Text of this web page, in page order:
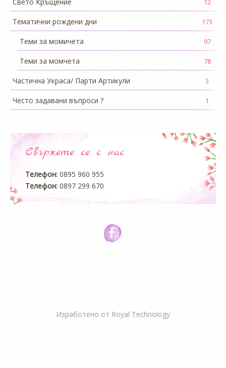
12
Тематични рождени дни 173
Теми за момичета 97
Теми за момчета 78
Частична Украса/ Парти Артикули 3
Често задавани въпроси ? 1
Свържете се с нас
Телефон: 0895 960 955
Телефон: 0897 299 670
Изработено от Royal Technology